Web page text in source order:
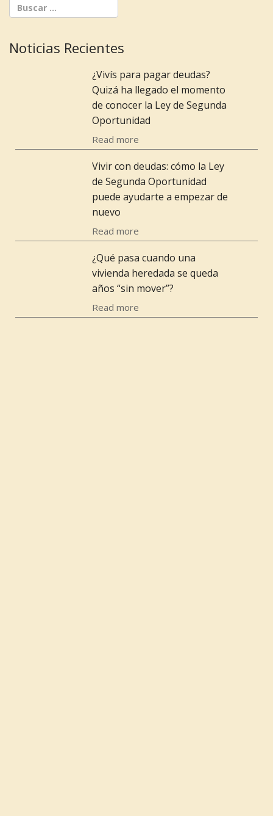
Noticias Recientes
¿Vivís para pagar deudas?
Quizá ha llegado el momento
de conocer la Ley de Segunda
Oportunidad
Read more
Vivir con deudas: cómo la Ley
de Segunda Oportunidad
puede ayudarte a empezar de
nuevo
Read more
¿Qué pasa cuando una
vivienda heredada se queda
años “sin mover”?
Read more